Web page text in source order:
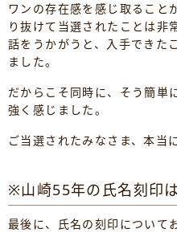
ワンの存在感を感じ取ること
り抜けて当選されたことは非
話をうかがうと、入手できた
ました。
だからこそ同時に、そう簡単
強く感じました。
ご当選されたみなさま、本当
※山崎55年の氏名刻印
最後に、氏名の刻印について